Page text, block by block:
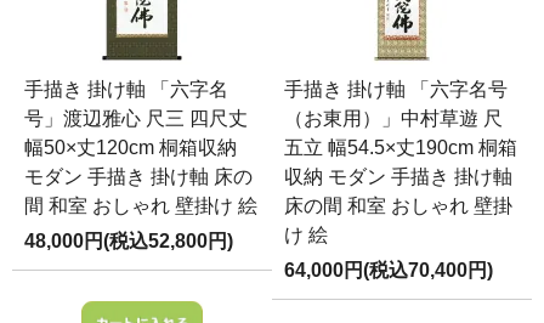
手描き 掛け軸 「六字名
号」渡辺雅心 尺三 四尺丈
幅50×丈120cm 桐箱収納
モダン 手描き 掛け軸 床の
間 和室 おしゃれ 壁掛け 絵
48,000円(税込52,800円)
手描き 掛け軸 「六字名号
（お東用）」中村草遊 尺
五立 幅54.5×丈190cm 桐箱
収納 モダン 手描き 掛け軸
床の間 和室 おしゃれ 壁掛
け 絵
64,000円(税込70,400円)